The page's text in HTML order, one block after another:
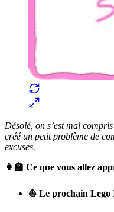
Désolé, on s’est mal
créé un petit problème de
excuses.
👩‍🏫 Ce que vous allez
⛵️ Le prochain Lego